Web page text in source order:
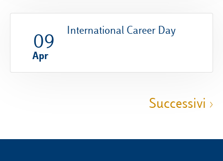
09
Apr
International Career Day
Successivi ›